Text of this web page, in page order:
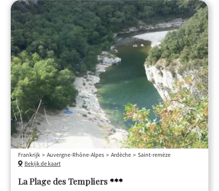
La Plage des Templiers ***
Frankrijk Auvergne-Rhône-Alpes Ardèche
Saint-remèze
Bekijk de kaart